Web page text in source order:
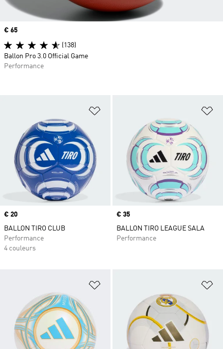
Ajouter à la Liste de produits
Prix
€ 20
BALLON TIRO CLUB
Performance
4 couleurs
Prix
€ 35
BALLON TIRO LEAGUE SALA
Performance
Ajouter à la Liste de produits
Prix
€ 65
(138)
Ballon Pro 3.0 Official Game
Performance